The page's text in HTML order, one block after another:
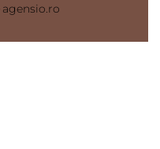
agensio.ro